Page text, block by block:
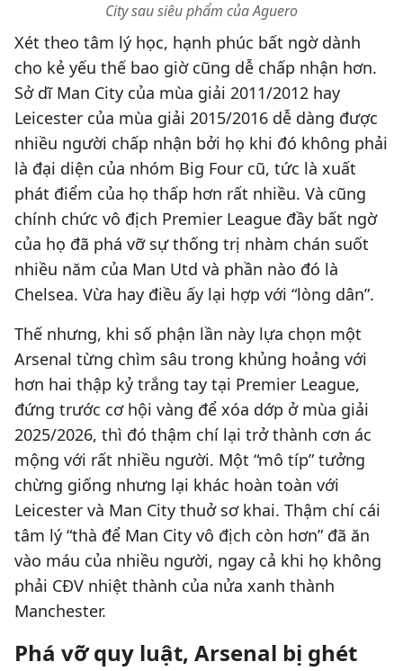
City sau siêu phẩm của Aguero
Xét theo tâm lý học, hạnh phúc bất ngờ dành
cho kẻ yếu thế bao giờ cũng dễ chấp nhận hơn.
Sở dĩ Man City của mùa giải 2011/2012 hay
Leicester của mùa giải 2015/2016 dễ dàng được
nhiều người chấp nhận bởi họ khi đó không phải
là đại diện của nhóm Big Four cũ, tức là xuất
phát điểm của họ thấp hơn rất nhiều. Và cũng
chính chức vô địch Premier League đầy bất ngờ
của họ đã phá vỡ sự thống trị nhàm chán suốt
nhiều năm của Man Utd và phần nào đó là
Chelsea. Vừa hay điều ấy lại hợp với “lòng dân”.
Thế nhưng, khi số phận lần này lựa chọn một
Arsenal từng chìm sâu trong khủng hoảng với
hơn hai thập kỷ trắng tay tại Premier League,
đứng trước cơ hội vàng để xóa dớp ở mùa giải
2025/2026, thì đó thậm chí lại trở thành cơn ác
mộng với rất nhiều người. Một “mô típ” tưởng
chừng giống nhưng lại khác hoàn toàn với
Leicester và Man City thuở sơ khai. Thậm chí cái
tâm lý “thà để Man City vô địch còn hơn” đã ăn
vào máu của nhiều người, ngay cả khi họ không
phải CĐV nhiệt thành của nửa xanh thành
Manchester.
Phá vỡ quy luật, Arsenal bị ghét